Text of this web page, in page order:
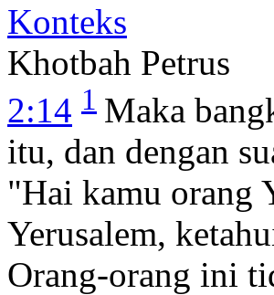
Konteks
Khotbah Petrus
2:14 1 Maka
itu, dan dengan
"Hai kamu orang
Yerusalem,
Orang-orang ini